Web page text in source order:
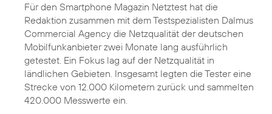
Für den Smartphone Magazin Netztest hat die
Redaktion zusammen mit dem Testspezialisten Dalmus
Commercial Agency die Netzqualität der deutschen
Mobilfunkanbieter zwei Monate lang ausführlich
getestet. Ein Fokus lag auf der Netzqualität in
ländlichen Gebieten. Insgesamt legten die Tester eine
Strecke von 12.000 Kilometern zurück und sammelten
420.000 Messwerte ein.